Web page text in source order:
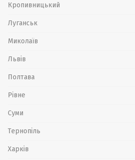
Кропивницький
Луганськ
Миколаїв
Львів
Полтава
Рівне
Суми
Тернопіль
Харків